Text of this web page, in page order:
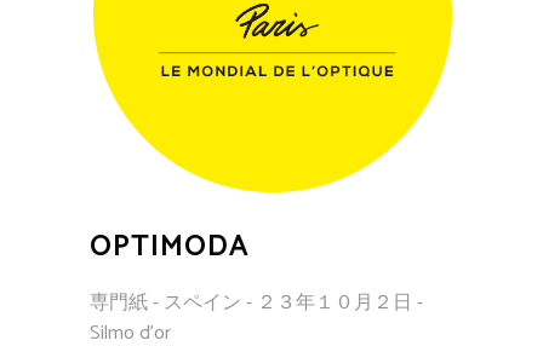
OPTIMODA
専門紙 - スペイン - ２３年１０月２日 -
Silmo d'or